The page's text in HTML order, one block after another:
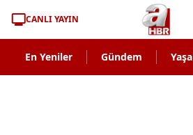
CANLI YAYIN
En Yeniler Gündem